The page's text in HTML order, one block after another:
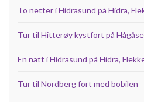
To netter i Hidrasund på Hidra,
Tur til Hitterøy kystfort på
En natt i Hidrasund på Hidra,
Tur til Nordberg fort med bobilen